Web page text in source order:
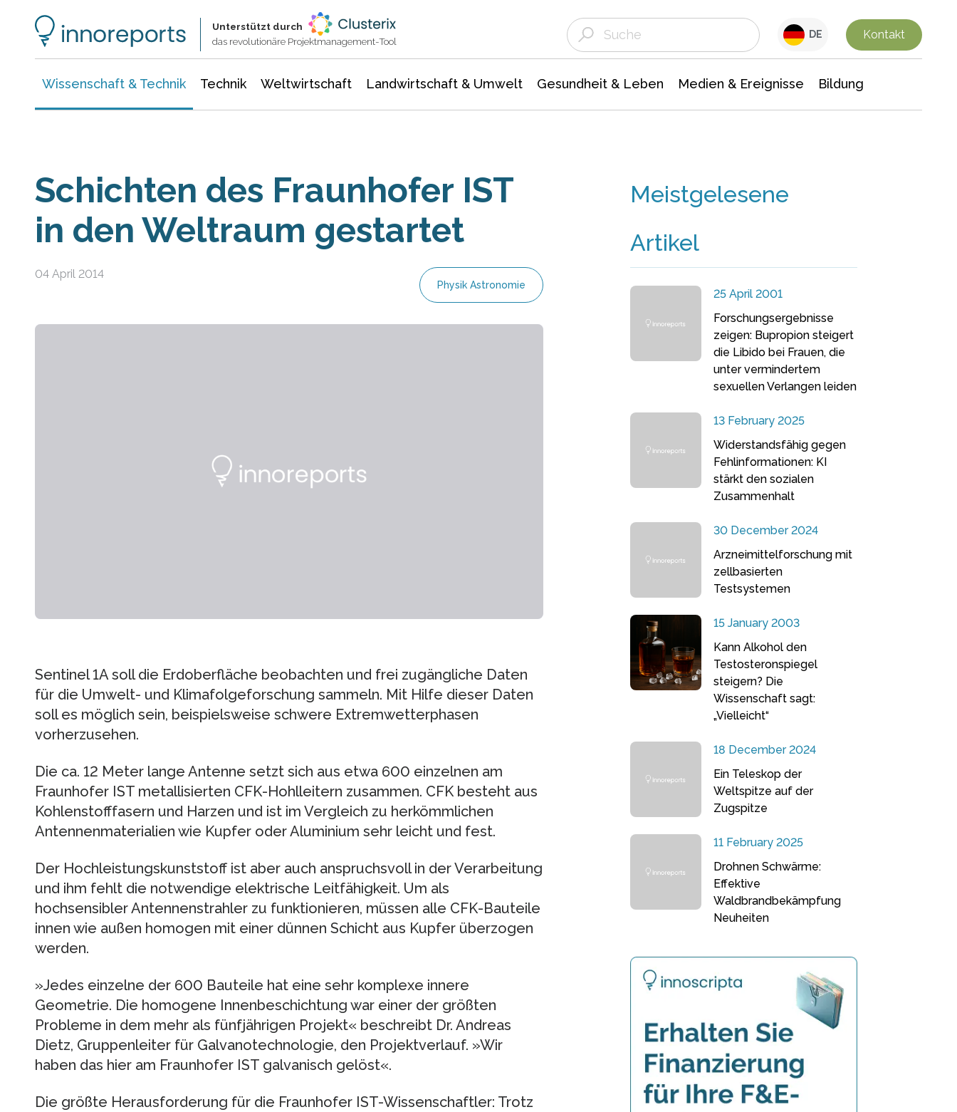
Unterstützt durch
das revolutionäre Projektmanagement-Tool
DE Kontakt
Wissenschaft & Technik Technik Weltwirtschaft Landwirtschaft & Umwelt Gesundheit & Leben Medien & Ereignisse Bildung
Schichten des Fraunhofer IST
in den Weltraum gestartet
04 April 2014
Physik Astronomie
Sentinel 1A soll die Erdoberfläche beobachten und frei zugängliche Daten
für die Umwelt- und Klimafolgeforschung sammeln. Mit Hilfe dieser Daten
soll es möglich sein, beispielsweise schwere Extremwetterphasen
vorherzusehen.
Die ca. 12 Meter lange Antenne setzt sich aus etwa 600 einzelnen am
Fraunhofer IST metallisierten CFK-Hohlleitern zusammen. CFK besteht aus
Kohlenstofffasern und Harzen und ist im Vergleich zu herkömmlichen
Antennenmaterialien wie Kupfer oder Aluminium sehr leicht und fest.
Der Hochleistungskunststoff ist aber auch anspruchsvoll in der Verarbeitung
und ihm fehlt die notwendige elektrische Leitfähigkeit. Um als
hochsensibler Antennenstrahler zu funktionieren, müssen alle CFK-Bauteile
innen wie außen homogen mit einer dünnen Schicht aus Kupfer überzogen
werden.
»Jedes einzelne der 600 Bauteile hat eine sehr komplexe innere
Geometrie. Die homogene Innenbeschichtung war einer der größten
Probleme in dem mehr als fünfjährigen Projekt« beschreibt Dr. Andreas
Dietz, Gruppenleiter für Galvanotechnologie, den Projektverlauf. »Wir
haben das hier am Fraunhofer IST galvanisch gelöst«.
Die größte Herausforderung für die Fraunhofer IST-Wissenschaftler: Trotz
Meistgelesene
Artikel
25 April 2001
Forschungsergebnisse
zeigen: Bupropion steigert
die Libido bei Frauen, die
unter vermindertem
sexuellen Verlangen leiden
13 February 2025
Widerstandsfähig gegen
Fehlinformationen: KI
stärkt den sozialen
Zusammenhalt
30 December 2024
Arzneimittelforschung mit
zellbasierten
Testsystemen
15 January 2003
Kann Alkohol den
Testosteronspiegel
steigern? Die
Wissenschaft sagt:
„Vielleicht“
18 December 2024
Ein Teleskop der
Weltspitze auf der
Zugspitze
11 February 2025
Drohnen Schwärme:
Effektive
Waldbrandbekämpfung
Neuheiten